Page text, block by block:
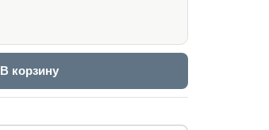
В корзину